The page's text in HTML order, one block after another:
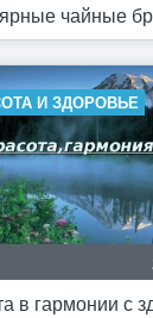
чайные
И ЗДОРОВЬЕ
в гармонии с